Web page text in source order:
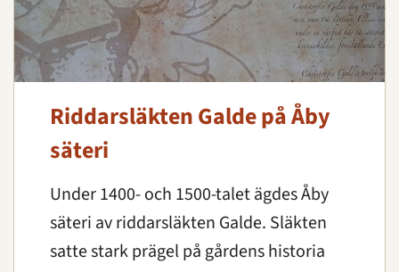
Riddarsläkten Galde på Åby
säteri
Under 1400- och 1500-talet ägdes Åby
säteri av riddarsläkten Galde. Släkten
satte stark prägel på gårdens historia